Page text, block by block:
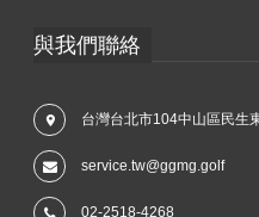
與我們聯絡
台灣台北市104中山區民生
service.tw@ggmg.golf
02-2518-4268